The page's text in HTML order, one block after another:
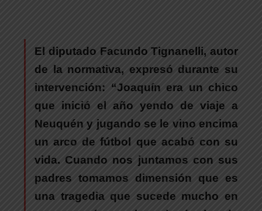
El diputado Facundo Tignanelli, autor
de la normativa, expresó durante su
intervención: “Joaquín era un chico
que inició el año yendo de viaje a
Neuquén y jugando se le vino encima
un arco de fútbol que acabó con su
vida. Cuando nos juntamos con sus
padres tomamos dimensión que es
una tragedia que sucede mucho en